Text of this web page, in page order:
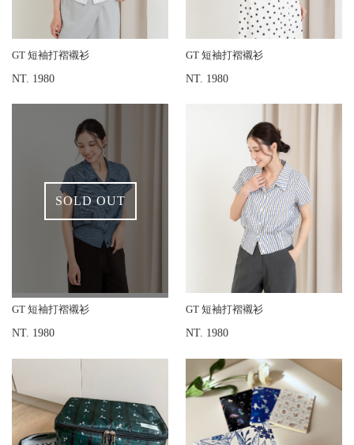
GT 短袖打褶襯衫
NT. 1980
GT 短袖打褶襯衫
NT. 1980
SOLD OUT
GT 短袖打褶襯衫
NT. 1980
GT 短袖打褶襯衫
NT. 1980